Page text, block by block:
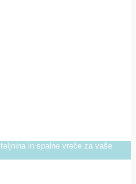
in spalne vreče za vaše